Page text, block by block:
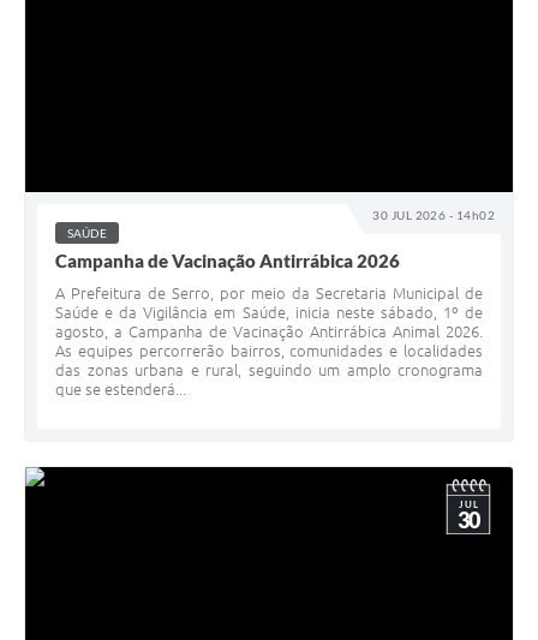
Galeria de Fotos
Telefones Úteis
Diário Oficial
Ouvidoria Municipal
30 JUL 2026 - 14h02
SAÚDE
Campanha de Vacinação Antirrábica 2026
A Prefeitura de Serro, por meio da Secretaria Municipal de
Saúde e da Vigilância em Saúde, inicia neste sábado, 1º de
agosto, a Campanha de Vacinação Antirrábica Animal 2026.
As equipes percorrerão bairros, comunidades e localidades
das zonas urbana e rural, seguindo um amplo cronograma
que se estenderá...
JUL
30